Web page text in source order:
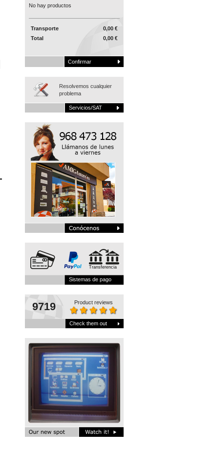
No hay productos
0,00 €
Transporte
0,00 €
Total
Confirmar
Resolvemos cualquier
problema
Servicios/SAT
Transferencia
Sistemas de pago
9719 Product reviews
Check them out